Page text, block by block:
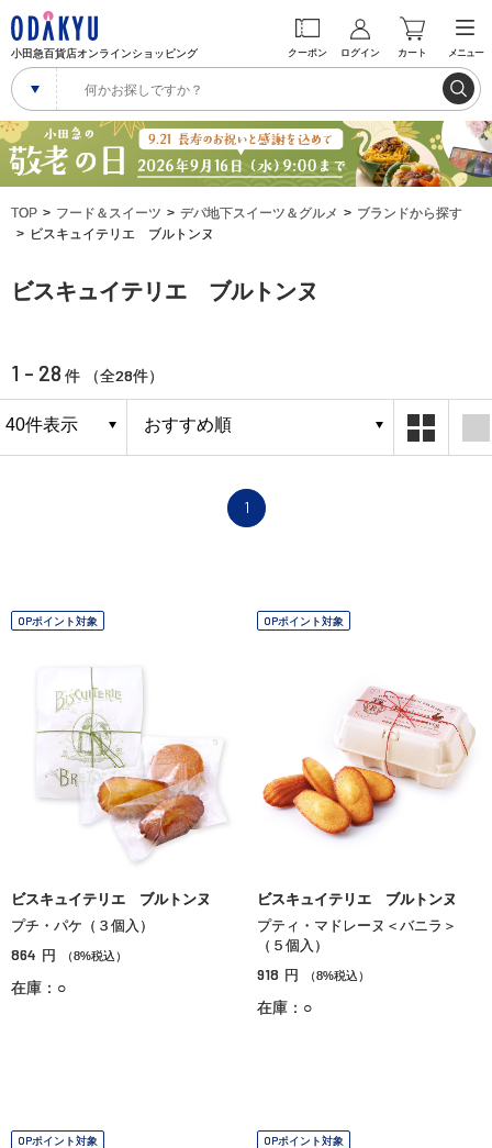
小田急百貨店オンラインショッピング クーポン ログイン カート メニュー
TOP フード＆スイーツ デパ地下スイーツ＆グルメ
ブランドから探す
ビスキュイテリエ ブルトンヌ
ビスキュイテリエ ブルトンヌ
1 - 28 件 （全28件）
1
OPポイント対象
ビスキュイテリエ ブルトンヌ
プチ・パケ（３個入）
864 円 （8%税込）
在庫：○
OPポイント対象
ビスキュイテリエ ブルトンヌ
プティ・マドレーヌ＜バニラ＞
（５個入）
918 円 （8%税込）
在庫：○
OPポイント対象 OPポイント対象